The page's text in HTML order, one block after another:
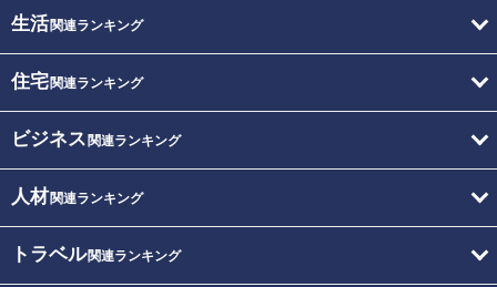
生活関連ランキング
住宅関連ランキング
ビジネス 関連ランキング
人材関連ランキング
トラベル関連ランキング